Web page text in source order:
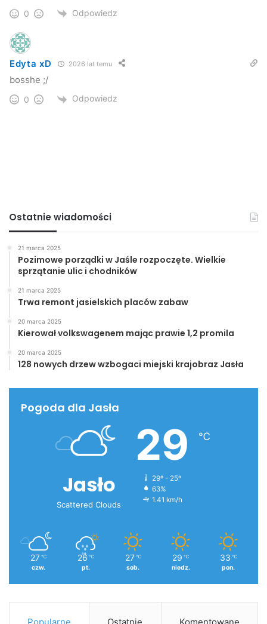
0 Odpowiedz
Edyta xD 2026 lat temu
bosshe ;/
0 Odpowiedz
Ostatnie wiadomości
21 marca 2025
Pozimowe porządki w Jaśle rozpoczęte. Wielkie
sprzątanie ulic i chodników
21 marca 2025
Trwa remont jasielskich placów zabaw
20 marca 2025
Kierował volkswagenem mając prawie 1,2 promila
20 marca 2025
128 nowych drzew wzbogaci miejski krajobraz Jasła
Pogoda dla Jasła
Jasło
Scattered Clouds
29 ℃
29º - 25º
63%
1.41 km/h
27 ℃
czw.
26 ℃
pt.
27 ℃
sob.
29 ℃
niedz.
33 ℃
pon.
Popularne Ostatnie Komentowane